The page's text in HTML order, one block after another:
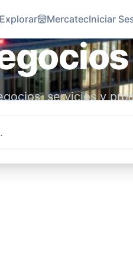
Explorar MercatecIniciar
servicios y